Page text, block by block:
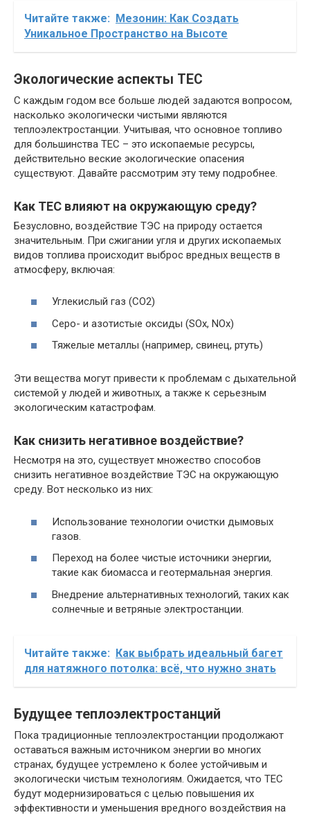
Читайте также: Мезонин: Как Создать
Уникальное Пространство на Высоте
Экологические аспекты ТЕС
С каждым годом все больше людей задаются вопросом,
насколько экологически чистыми являются
теплоэлектростанции. Учитывая, что основное топливо
для большинства ТЕС – это ископаемые ресурсы,
действительно веские экологические опасения
существуют. Давайте рассмотрим эту тему подробнее.
Как ТЕС влияют на окружающую среду?
Безусловно, воздействие ТЭС на природу остается
значительным. При сжигании угля и других ископаемых
видов топлива происходит выброс вредных веществ в
атмосферу, включая:
Углекислый газ (CO2)
Серо- и азотистые оксиды (SOx, NOx)
Тяжелые металлы (например, свинец, ртуть)
Эти вещества могут привести к проблемам с дыхательной
системой у людей и животных, а также к серьезным
экологическим катастрофам.
Как снизить негативное воздействие?
Несмотря на это, существует множество способов
снизить негативное воздействие ТЭС на окружающую
среду. Вот несколько из них:
Использование технологии очистки дымовых
газов.
Переход на более чистые источники энергии,
такие как биомасса и геотермальная энергия.
Внедрение альтернативных технологий, таких как
солнечные и ветряные электростанции.
Читайте также: Как выбрать идеальный багет
для натяжного потолка: всё, что нужно знать
Будущее теплоэлектростанций
Пока традиционные теплоэлектростанции продолжают
оставаться важным источником энергии во многих
странах, будущее устремлено к более устойчивым и
экологически чистым технологиям. Ожидается, что ТЕС
будут модернизироваться с целью повышения их
эффективности и уменьшения вредного воздействия на